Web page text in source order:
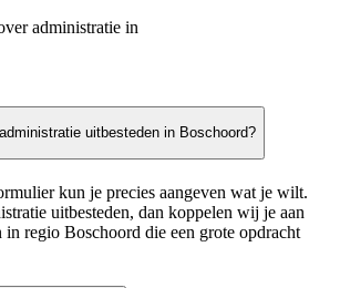
administratie in
uitbesteden in Boschoord?
kun je precies aangeven wat je wilt.
uitbesteden, dan koppelen wij je aan
in regio Boschoord die een grote opdracht